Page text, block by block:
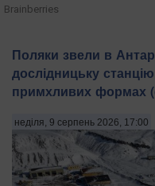
Brainberries
Поляки звели в
дослідницьку
примхливих формах
неділя, 9 серпень 2026, 17:00